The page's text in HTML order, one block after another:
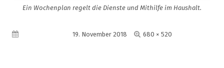
Ein Wochenplan regelt die Dienste und Mithilfe im Haushalt.
Veröffentlicht am19. November 2018 Volle
680 × 520